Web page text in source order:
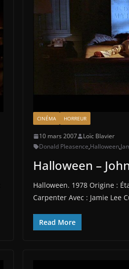
CINÉMA HORREUR
10 mars 2007
Loïc Blavier
Donald Pleasence,Halloween,
Halloween –
Halloween. 1978 Origine :
Carpenter Avec : Jamie Lee
Read More